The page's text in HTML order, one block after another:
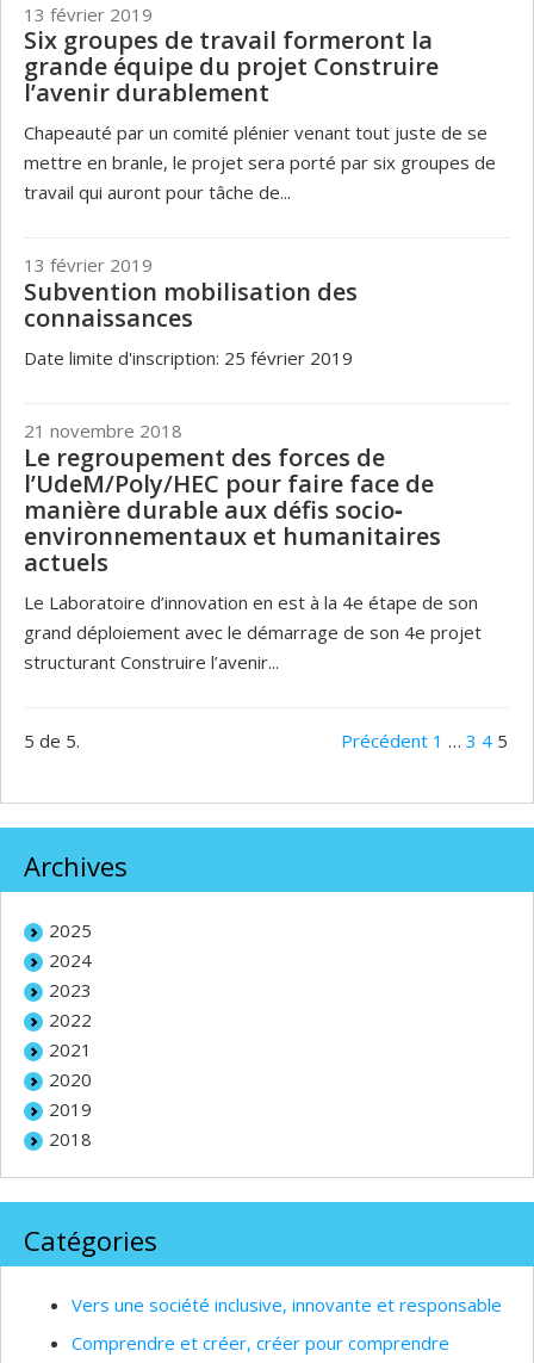
13 février 2019
Six groupes de travail formeront la
grande équipe du projet Construire
l’avenir durablement
Chapeauté par un comité plénier venant tout juste de se
mettre en branle, le projet sera porté par six groupes de
travail qui auront pour tâche de...
13 février 2019
Subvention mobilisation des
connaissances
Date limite d'inscription: 25 février 2019
21 novembre 2018
Le regroupement des forces de
l’UdeM/Poly/HEC pour faire face de
manière durable aux défis socio‐
environnementaux et humanitaires
actuels
Le Laboratoire d’innovation en est à la 4e étape de son
grand déploiement avec le démarrage de son 4e projet
structurant Construire l’avenir...
5 de 5. Précédent 1 … 3 4 5
Archives
2025
2024
2023
2022
2021
2020
2019
2018
Catégories
Vers une société inclusive, innovante et responsable
Comprendre et créer, créer pour comprendre